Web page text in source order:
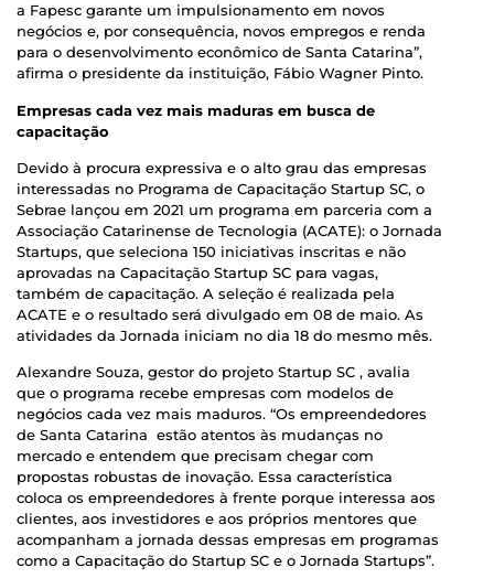
a Fapesc garante um impulsionamento em novos
negócios e, por consequência, novos empregos e renda
para o desenvolvimento econômico de Santa Catarina”,
afirma o presidente da instituição, Fábio Wagner Pinto.
Empresas cada vez mais maduras em busca de
capacitação
Devido à procura expressiva e o alto grau das empresas
interessadas no Programa de Capacitação Startup SC, o
Sebrae lançou em 2021 um programa em parceria com a
Associação Catarinense de Tecnologia (ACATE): o Jornada
Startups, que seleciona 150 iniciativas inscritas e não
aprovadas na Capacitação Startup SC para vagas,
também de capacitação. A seleção é realizada pela
ACATE e o resultado será divulgado em 08 de maio. As
atividades da Jornada iniciam no dia 18 do mesmo mês.
Alexandre Souza, gestor do projeto Startup SC , avalia
que o programa recebe empresas com modelos de
negócios cada vez mais maduros. “Os empreendedores
de Santa Catarina estão atentos às mudanças no
mercado e entendem que precisam chegar com
propostas robustas de inovação. Essa característica
coloca os empreendedores à frente porque interessa aos
clientes, aos investidores e aos próprios mentores que
acompanham a jornada dessas empresas em programas
como a Capacitação do Startup SC e o Jornada Startups”.